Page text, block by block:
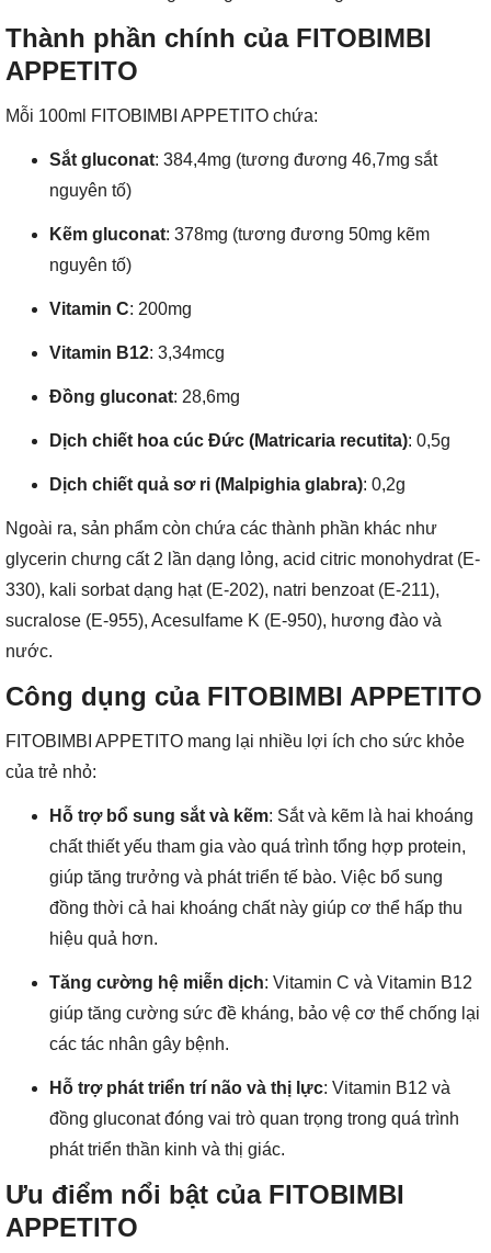
Thành phần chính của FITOBIMBI
APPETITO
Mỗi 100ml FITOBIMBI APPETITO chứa:
Sắt gluconat: 384,4mg (tương đương 46,7mg sắt
nguyên tố)
Kẽm gluconat: 378mg (tương đương 50mg kẽm
nguyên tố)
Vitamin C: 200mg
Vitamin B12: 3,34mcg
Đồng gluconat: 28,6mg
Dịch chiết hoa cúc Đức (Matricaria recutita): 0,5g
Dịch chiết quả sơ ri (Malpighia glabra): 0,2g
Ngoài ra, sản phẩm còn chứa các thành phần khác như
glycerin chưng cất 2 lần dạng lỏng, acid citric monohydrat (E-
330), kali sorbat dạng hạt (E-202), natri benzoat (E-211),
sucralose (E-955), Acesulfame K (E-950), hương đào và
nước.
Công dụng của FITOBIMBI APPETITO
FITOBIMBI APPETITO mang lại nhiều lợi ích cho sức khỏe
của trẻ nhỏ:
Hỗ trợ bổ sung sắt và kẽm: Sắt và kẽm là hai khoáng
chất thiết yếu tham gia vào quá trình tổng hợp protein,
giúp tăng trưởng và phát triển tế bào. Việc bổ sung
đồng thời cả hai khoáng chất này giúp cơ thể hấp thu
hiệu quả hơn.
Tăng cường hệ miễn dịch: Vitamin C và Vitamin B12
giúp tăng cường sức đề kháng, bảo vệ cơ thể chống lại
các tác nhân gây bệnh.
Hỗ trợ phát triển trí não và thị lực: Vitamin B12 và
đồng gluconat đóng vai trò quan trọng trong quá trình
phát triển thần kinh và thị giác.
Ưu điểm nổi bật của FITOBIMBI
APPETITO